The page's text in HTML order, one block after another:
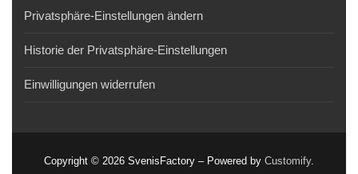
Privatsphäre-Einstellungen ändern
Historie der Privatsphäre-Einstellungen
Einwilligungen widerrufen
Copyright © 2026 SvenisFactory – Powered by Customify.